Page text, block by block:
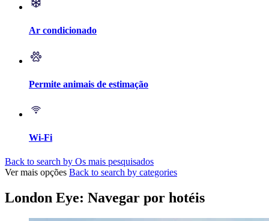
Ar condicionado
Permite animais de estimação
Wi-Fi
Back to search by Os mais pesquisados
Ver mais opções Back to search by categories
London Eye: Navegar por hotéis